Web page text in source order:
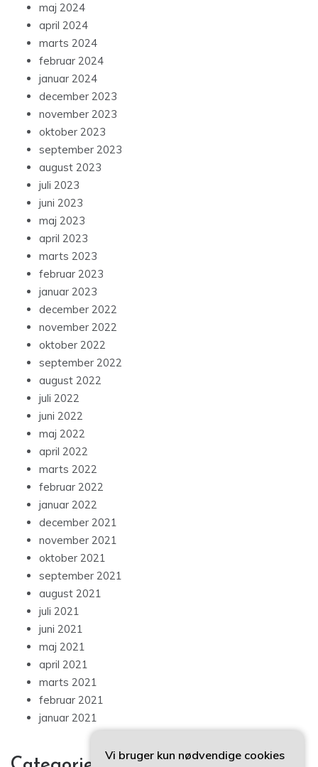
maj 2024
april 2024
marts 2024
februar 2024
januar 2024
december 2023
november 2023
oktober 2023
september 2023
august 2023
juli 2023
juni 2023
maj 2023
april 2023
marts 2023
februar 2023
januar 2023
december 2022
november 2022
oktober 2022
september 2022
august 2022
juli 2022
juni 2022
maj 2022
april 2022
marts 2022
februar 2022
januar 2022
december 2021
november 2021
oktober 2021
september 2021
august 2021
juli 2021
juni 2021
maj 2021
april 2021
marts 2021
februar 2021
januar 2021
Vi bruger kun nødvendige cookies